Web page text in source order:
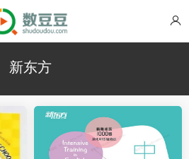
新东方